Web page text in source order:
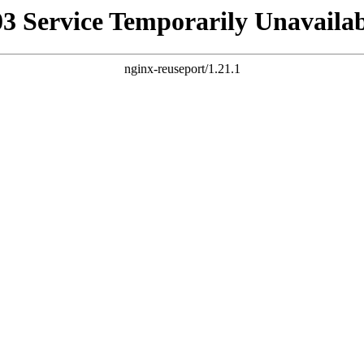
Service Temporarily
nginx-reuseport/1.21.1